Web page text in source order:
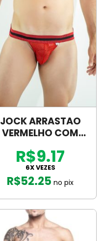
JOCK ARRASTAO
VERMELHO COM
R$52.25 no pix
R$9.17
6X VEZES